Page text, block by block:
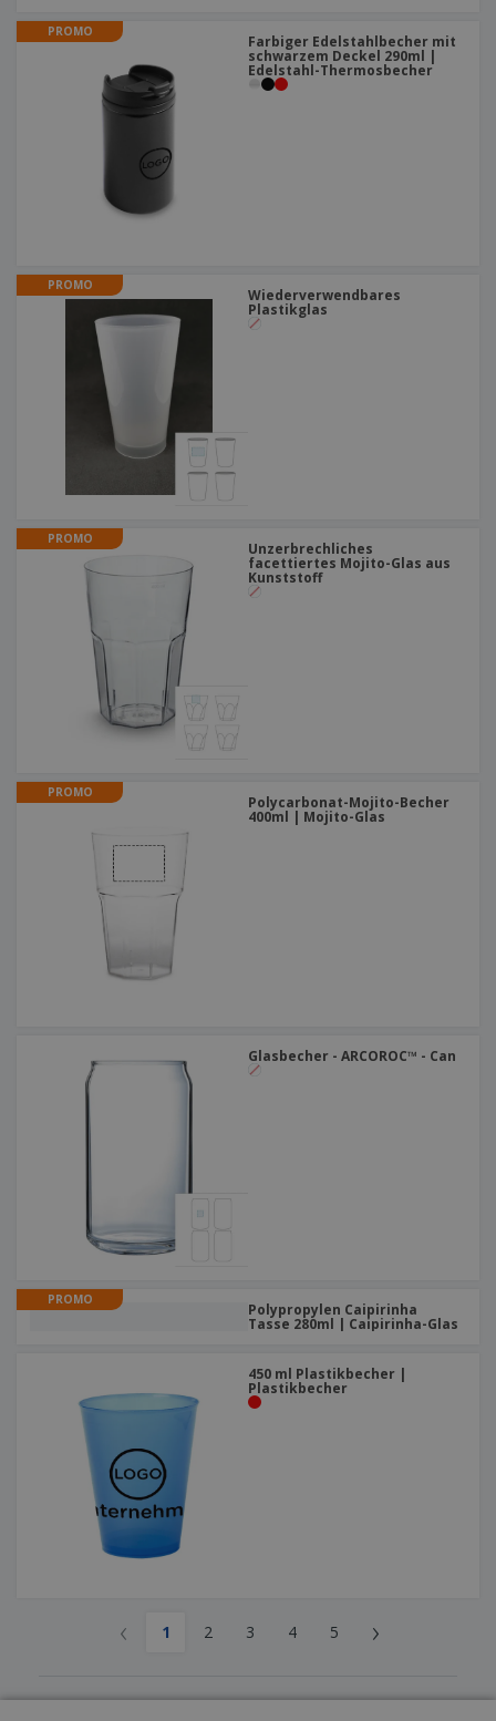
PROMO
Farbiger Edelstahlbecher mit
schwarzem Deckel 290ml |
Edelstahl-Thermosbecher
PROMO
Wiederverwendbares
Plastikglas
PROMO
Unzerbrechliches
facettiertes Mojito-Glas aus
Kunststoff
PROMO
Polycarbonat-Mojito-Becher
400ml | Mojito-Glas
Glasbecher - ARCOROC™ - Can
PROMO
Polypropylen Caipirinha
Tasse 280ml | Caipirinha-Glas
450 ml Plastikbecher |
Plastikbecher
‹ 1 2 3 4 5 ›